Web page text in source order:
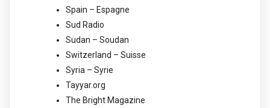
Spain – Espagne
Sud Radio
Sudan – Soudan
Switzerland – Suisse
Syria – Syrie
Tayyar.org
The Bright Magazine